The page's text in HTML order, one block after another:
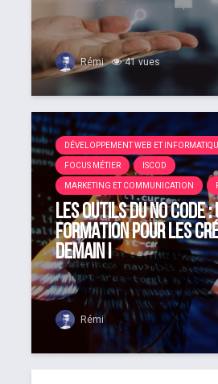
Rémi 41 vues
DÉVELOPPEMENT WEB ET
FOCUS MÉTIER ISCOD
MARKETING ET COMMUNICATION
Les outils du no code :
formation pour les
demain !
Rémi